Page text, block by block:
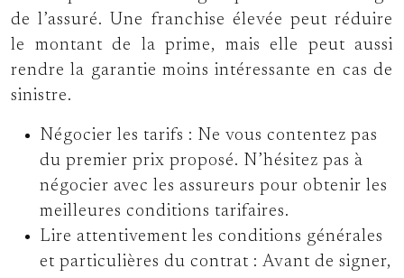
de l’assuré. Une franchise élevée peut réduire
le montant de la prime, mais elle peut aussi
rendre la garantie moins intéressante en cas de
sinistre.
Négocier les tarifs : Ne vous contentez pas
du premier prix proposé. N’hésitez pas à
négocier avec les assureurs pour obtenir les
meilleures conditions tarifaires.
Lire attentivement les conditions générales
et particulières du contrat : Avant de signer,